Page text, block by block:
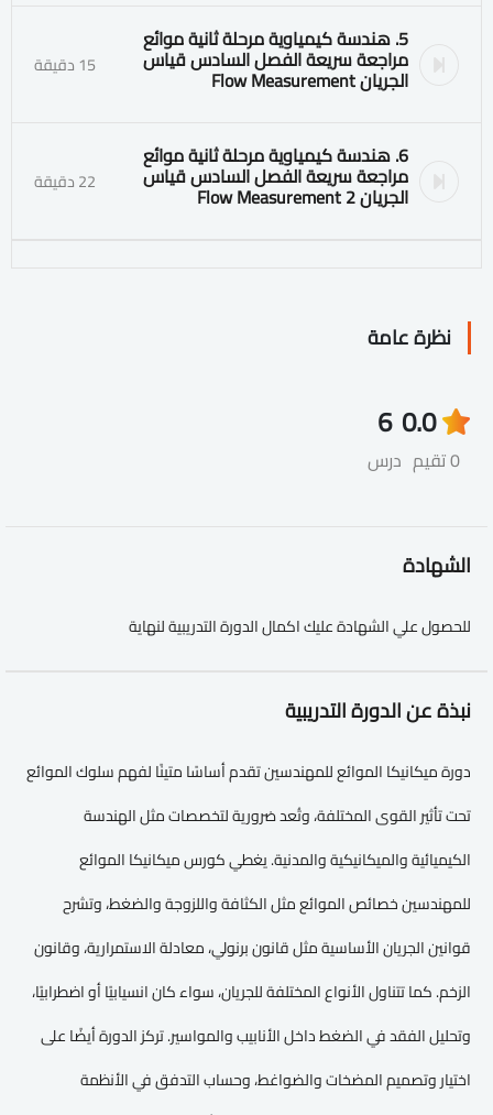
5. هندسة كيمياوية مرحلة ثانية موائع
مراجعة سريعة الفصل السادس قياس
الجريان Flow Measurement 15 دقيقة
6. هندسة كيمياوية مرحلة ثانية موائع
مراجعة سريعة الفصل السادس قياس
الجريان Flow Measurement 2 22 دقيقة
نظرة عامة
0.0
0 تقيم
6
درس
الشهادة
للحصول علي الشهادة عليك اكمال الدورة التدريبية لنهاية
نبذة عن الدورة التدريبية
دورة ميكانيكا الموائع للمهندسين تقدم أساسًا متينًا لفهم سلوك الموائع
تحت تأثير القوى المختلفة، وتُعد ضرورية لتخصصات مثل الهندسة
الكيميائية والميكانيكية والمدنية. يغطي كورس ميكانيكا الموائع
للمهندسين خصائص الموائع مثل الكثافة واللزوجة والضغط، وتشرح
قوانين الجريان الأساسية مثل قانون برنولي، معادلة الاستمرارية، وقانون
الزخم. كما تتناول الأنواع المختلفة للجريان، سواء كان انسيابيًا أو اضطرابيًا،
وتحليل الفقد في الضغط داخل الأنابيب والمواسير. تركز الدورة أيضًا على
اختيار وتصميم المضخات والضواغط، وحساب التدفق في الأنظمة